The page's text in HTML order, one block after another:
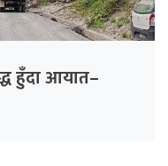
हुँदा आयात–